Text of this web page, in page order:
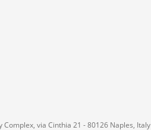
Complex, via Cinthia 21 - 80126 Naples, Italy